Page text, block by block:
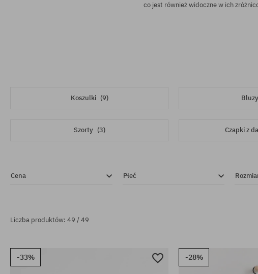
co jest również widoczne w ich
Koszulki (9) Bluzy
Szorty (3) Czapki z
Cena Płeć
Liczba produktów: 49 / 49
-33% -28%